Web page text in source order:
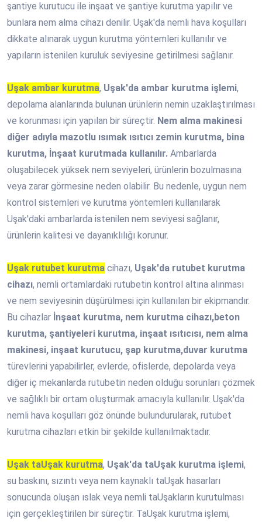
şantiye kurutucu ile inşaat ve şantiye kurutma yapılır ve
bunlara nem alma cihazı denilir. Uşak'da nemli hava koşulları
dikkate alınarak uygun kurutma yöntemleri kullanılır ve
yapıların istenilen kuruluk seviyesine getirilmesi sağlanır.
Uşak ambar kurutma, Uşak'da ambar kurutma işlemi,
depolama alanlarında bulunan ürünlerin nemin uzaklaştırılması
ve korunması için yapılan bir süreçtir. Nem alma makinesi
diğer adıyla mazotlu ısımak ısıtıcı zemin kurutma, bina
kurutma, İnşaat kurutmada kullanılır. Ambarlarda
oluşabilecek yüksek nem seviyeleri, ürünlerin bozulmasına
veya zarar görmesine neden olabilir. Bu nedenle, uygun nem
kontrol sistemleri ve kurutma yöntemleri kullanılarak
Uşak'daki ambarlarda istenilen nem seviyesi sağlanır,
ürünlerin kalitesi ve dayanıklılığı korunur.
Uşak rutubet kurutma cihazı, Uşak'da rutubet kurutma
cihazı, nemli ortamlardaki rutubetin kontrol altına alınması
ve nem seviyesinin düşürülmesi için kullanılan bir ekipmandır.
Bu cihazlar İnşaat kurutma, nem kurutma cihazı,beton
kurutma, şantiyeleri kurutma, inşaat ısıtıcısı, nem alma
makinesi, inşaat kurutucu, şap kurutma,duvar kurutma
türevlerini yapabilirler, evlerde, ofislerde, depolarda veya
diğer iç mekanlarda rutubetin neden olduğu sorunları çözmek
ve sağlıklı bir ortam oluşturmak amacıyla kullanılır. Uşak'da
nemli hava koşulları göz önünde bulundurularak, rutubet
kurutma cihazları etkin bir şekilde kullanılmaktadır.
Uşak taUşak kurutma, Uşak'da taUşak kurutma işlemi,
su baskını, sızıntı veya nem kaynaklı taUşak hasarları
sonucunda oluşan ıslak veya nemli taUşakların kurutulması
için gerçekleştirilen bir süreçtir. TaUşak kurutma işlemi,